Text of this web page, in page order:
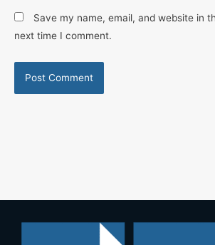
Save my name, email, and website in
next time I comment.